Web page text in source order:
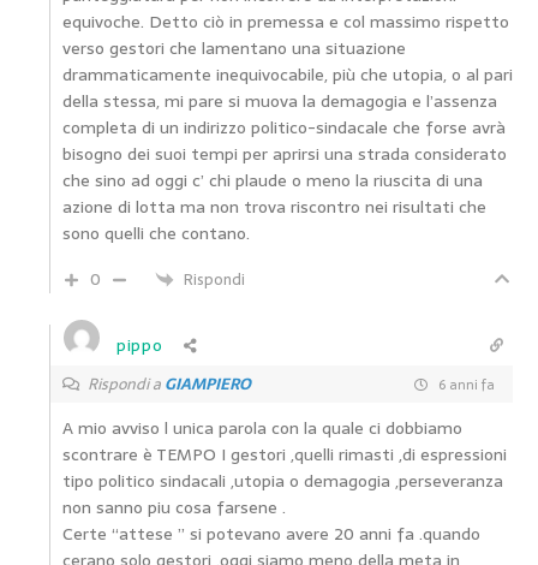
equivoche. Detto ciò in premessa e col massimo rispetto
verso gestori che lamentano una situazione
drammaticamente inequivocabile, più che utopia, o al pari
della stessa, mi pare si muova la demagogia e l’assenza
completa di un indirizzo politico-sindacale che forse avrà
bisogno dei suoi tempi per aprirsi una strada considerato
che sino ad oggi c’ chi plaude o meno la riuscita di una
azione di lotta ma non trova riscontro nei risultati che
sono quelli che contano.
0
Rispondi
pippo
Rispondi aGIAMPIERO 6 anni fa
A mio avviso l unica parola con la quale ci dobbiamo
scontrare è TEMPO I gestori ,quelli rimasti ,di espressioni
tipo politico sindacali ,utopia o demagogia ,perseveranza
non sanno piu cosa farsene .
Certe “attese ” si potevano avere 20 anni fa .quando